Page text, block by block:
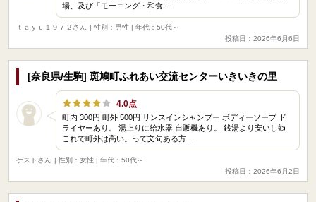
場、及び「モーニング・和食…
ｔａｙｕ１９７２さん
| 性別：男性 | 年代：50代～
投稿日：2026年6月6日
[奈良県/生駒] 斑鳩町ふれあい交流センターいきいきの里
4.0点
町内 300円 町外 500円 リンスインシャンプー ボディーソープ ド
ライヤーあり。 湯上りに給水器 自販機あり。 銭湯より安いし👍
これで町外は高い。って文句ある方…
ゲストさん
| 性別：女性 | 年代：50代～
投稿日：2026年6月2日